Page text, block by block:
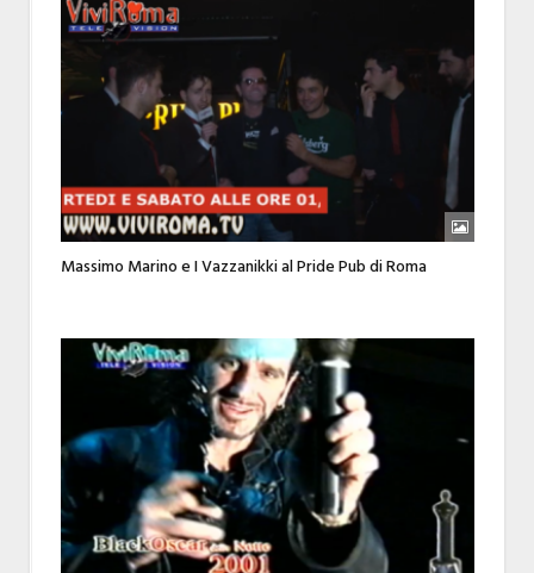
Massimo Marino e I Vazzanikki al Pride Pub di Roma